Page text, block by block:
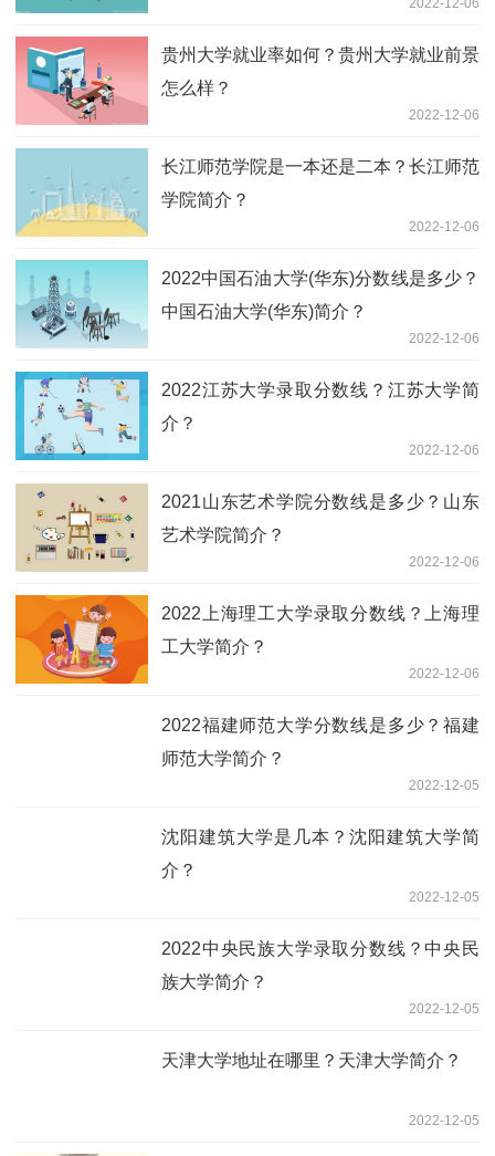
贵州大学就业率如何？贵州大学就业前景
怎么样？
2022-12-06
长江师范学院是一本还是二本？长江师范
学院简介？
2022-12-06
2022中国石油大学(华东)分数线是多少？
中国石油大学(华东)简介？
2022-12-06
2022江苏大学录取分数线？江苏大学简
介？
2022-12-06
2021山东艺术学院分数线是多少？山东
艺术学院简介？
2022-12-06
2022上海理工大学录取分数线？上海理
工大学简介？
2022-12-06
2022福建师范大学分数线是多少？福建
师范大学简介？
2022-12-05
沈阳建筑大学是几本？沈阳建筑大学简
介？
2022-12-05
2022中央民族大学录取分数线？中央民
族大学简介？
2022-12-05
天津大学地址在哪里？天津大学简介？
2022-12-05